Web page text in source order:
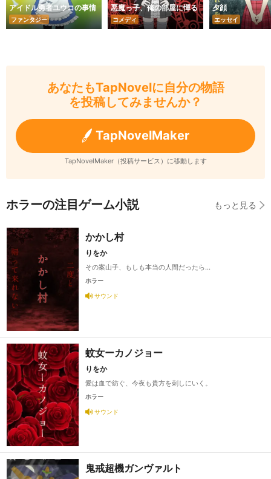
アイドル勇者ユウコの事情
ファンタジー
悪魔っ子、俺の部屋に憚る
コメディ
夕顔
エッセイ
あなたもTapNovelに自分の物語
を投稿してみませんか？
TapNovelMaker
TapNovelMaker（投稿サービス）に移動します
ホラーの注目ゲーム小説 もっと見る
かかし村
りをか
その案山子、もしも本当の人間だったら…
ホラー
サウンド
蚊女ーカノジョー
りをか
愛は血で紡ぐ、今夜も貴方を刺しにいく。
ホラー
サウンド
鬼戒超機ガンヴァルト